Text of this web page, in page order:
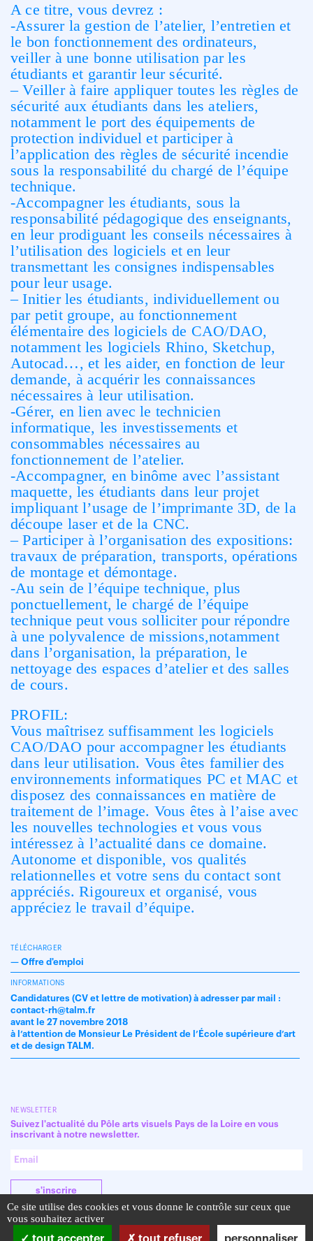
A ce titre, vous devrez :
-Assurer la gestion de l’atelier, l’entretien et
le bon fonctionnement des ordinateurs,
veiller à une bonne utilisation par les
étudiants et garantir leur sécurité.
– Veiller à faire appliquer toutes les règles de
sécurité aux étudiants dans les ateliers,
notamment le port des équipements de
protection individuel et participer à
l’application des règles de sécurité incendie
sous la responsabilité du chargé de l’équipe
technique.
-Accompagner les étudiants, sous la
responsabilité pédagogique des enseignants,
en leur prodiguant les conseils nécessaires à
l’utilisation des logiciels et en leur
transmettant les consignes indispensables
pour leur usage.
– Initier les étudiants, individuellement ou
par petit groupe, au fonctionnement
élémentaire des logiciels de CAO/DAO,
notamment les logiciels Rhino, Sketchup,
Autocad…, et les aider, en fonction de leur
demande, à acquérir les connaissances
nécessaires à leur utilisation.
-Gérer, en lien avec le technicien
informatique, les investissements et
consommables nécessaires au
fonctionnement de l’atelier.
-Accompagner, en binôme avec l’assistant
maquette, les étudiants dans leur projet
impliquant l’usage de l’imprimante 3D, de la
découpe laser et de la CNC.
– Participer à l’organisation des expositions:
travaux de préparation, transports, opérations
de montage et démontage.
-Au sein de l’équipe technique, plus
ponctuellement, le chargé de l’équipe
technique peut vous solliciter pour répondre
à une polyvalence de missions,notamment
dans l’organisation, la préparation, le
nettoyage des espaces d’atelier et des salles
de cours.
PROFIL:
Vous maîtrisez suffisamment les logiciels
CAO/DAO pour accompagner les étudiants
dans leur utilisation. Vous êtes familier des
environnements informatiques PC et MAC et
disposez des connaissances en matière de
traitement de l’image. Vous êtes à l’aise avec
les nouvelles technologies et vous vous
intéressez à l’actualité dans ce domaine.
Autonome et disponible, vos qualités
relationnelles et votre sens du contact sont
appréciés. Rigoureux et organisé, vous
appréciez le travail d’équipe.
TÉLÉCHARGER
— Offre d'emploi
INFORMATIONS
Candidatures (CV et lettre de motivation) à adresser par mail :
contact-rh@talm.fr
avant le 27 novembre 2018
à l’attention de Monsieur Le Président de l’École supérieure d’art
et de design TALM.
NEWSLETTER
Suivez l'actualité du Pôle arts visuels Pays de la Loire en vous
inscrivant à notre newsletter.
s'inscrire
Ce site utilise des cookies et vous donne le contrôle sur ceux que
vous souhaitez activer
tout accepter
tout refuser personnaliser